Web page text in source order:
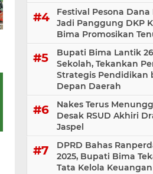
Festival Pesona Dana
Jadi Panggung DKP
Bima Promosikan
Bupati Bima Lantik
Sekolah, Tekankan
Strategis Pendidikan
Depan Daerah
Nakes Terus
Desak RSUD Akhiri
Jaspel
DPRD Bahas
2025, Bupati Bima
Tata Kelola Keuangan